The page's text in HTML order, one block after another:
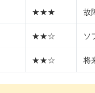
★★★ 故
★★☆ ソ
★★☆ 将